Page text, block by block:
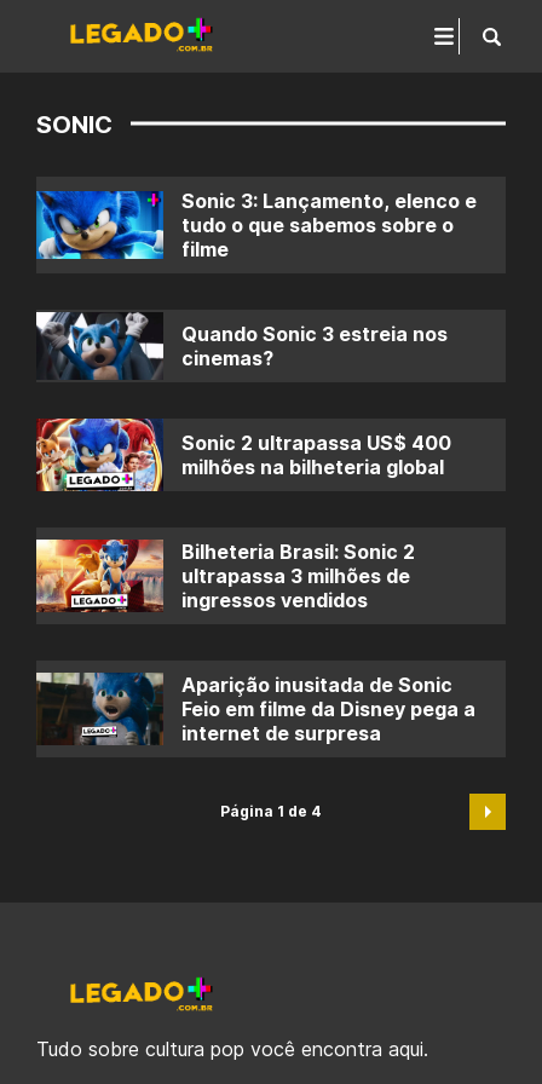
SONIC
Sonic 3: Lançamento, elenco e
tudo o que sabemos sobre o
filme
Quando Sonic 3 estreia nos
cinemas?
Sonic 2 ultrapassa US$ 400
milhões na bilheteria global
Bilheteria Brasil: Sonic 2
ultrapassa 3 milhões de
ingressos vendidos
Aparição inusitada de Sonic
Feio em filme da Disney pega a
internet de surpresa
Página 1 de 4
Tudo sobre cultura pop você encontra aqui.